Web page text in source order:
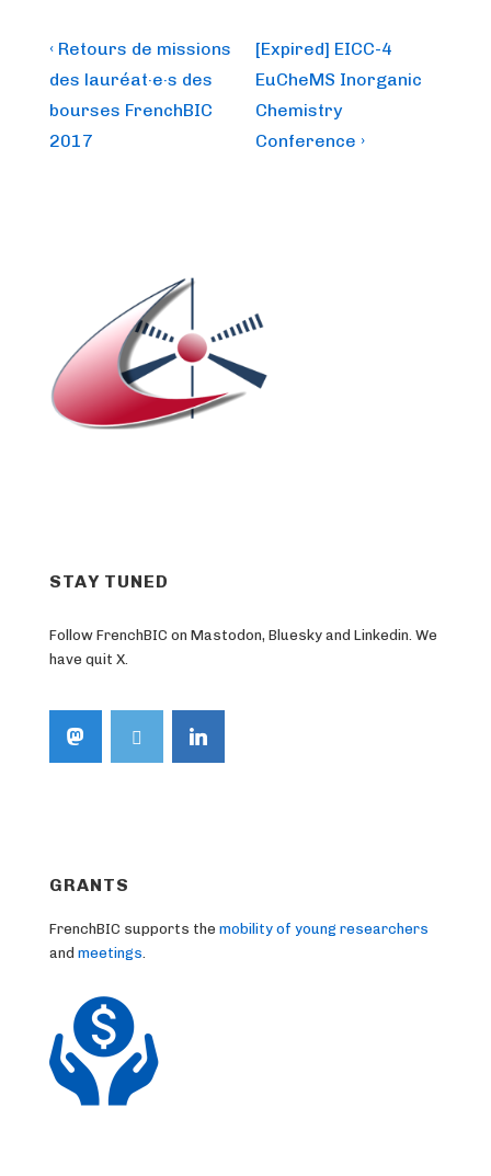
Post
navigation
Previous
Post
is
‹ Retours de missions
des lauréat·e·s des
bourses FrenchBIC
2017
Next
Post
is
[Expired] EICC-4
EuCheMS Inorganic
Chemistry
Conference ›
STAY TUNED
Follow FrenchBIC on Mastodon, Bluesky and Linkedin. We
have quit X.
GRANTS
FrenchBIC supports the mobility of young researchers
and meetings